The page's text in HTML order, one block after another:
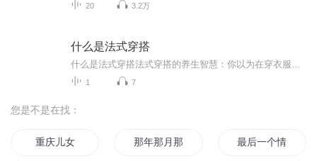
20 3.2万
什么是法式穿搭
1 7
您是不是在找：
重庆儿女 那年那月那时节 最后一个情人节